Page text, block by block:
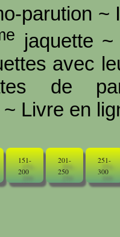
parution ~
jaquette
avec
de
Livre en
151-
200
201-
250
251-
300